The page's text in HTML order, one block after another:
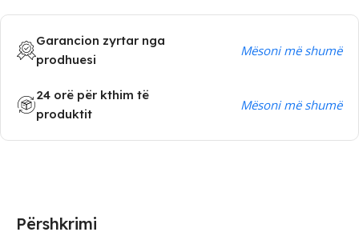
Garancion zyrtar nga
prodhuesi
Mësoni më shumë
24 orë për kthim të
produktit
Mësoni më shumë
Përshkrimi